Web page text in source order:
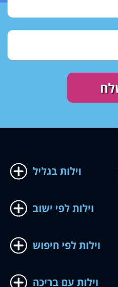
וילות בגליל
וילות לפי ישוב
וילות לפי חיפוש
וילות עם בריכה